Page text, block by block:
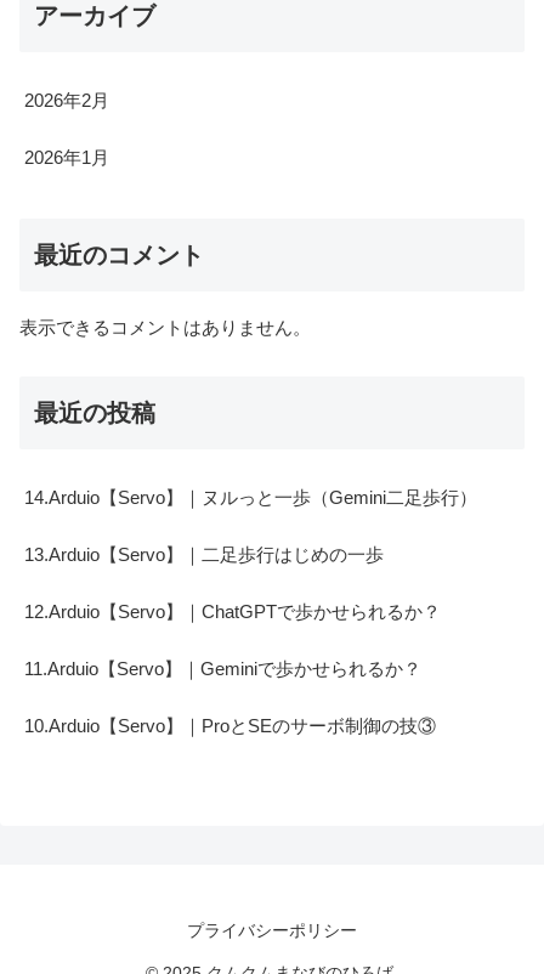
アーカイブ
2026年2月
2026年1月
最近のコメント
表示できるコメントはありません。
最近の投稿
14.Arduio【Servo】｜ヌルっと一歩（Gemini二足歩行）
13.Arduio【Servo】｜二足歩行はじめの一歩
12.Arduio【Servo】｜ChatGPTで歩かせられるか？
11.Arduio【Servo】｜Geminiで歩かせられるか？
10.Arduio【Servo】｜ProとSEのサーボ制御の技③
プライバシーポリシー